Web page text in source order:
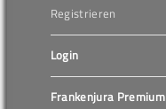
Registrieren
Login
Frankenjura Premium